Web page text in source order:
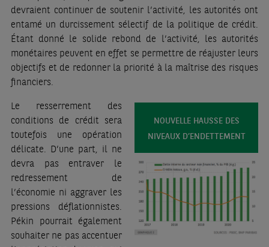
devraient continuer de soutenir l’activité, les autorités ont
entamé un durcissement sélectif de la politique de crédit.
Étant donné le solide rebond de l’activité, les autorités
monétaires peuvent en effet se permettre de réajuster leurs
objectifs et de redonner la priorité à la maîtrise des risques
financiers.
NOUVELLE HAUSSE DES
NIVEAUX D’ENDETTEMENT
Le resserrement des
conditions de crédit sera
toutefois une opération
délicate. D’une part, il ne
devra pas entraver le
redressement de
l’économie ni aggraver les
pressions déflationnistes.
Pékin pourrait également
souhaiter ne pas accentuer